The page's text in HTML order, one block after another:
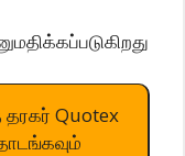
தரகர் Quotex